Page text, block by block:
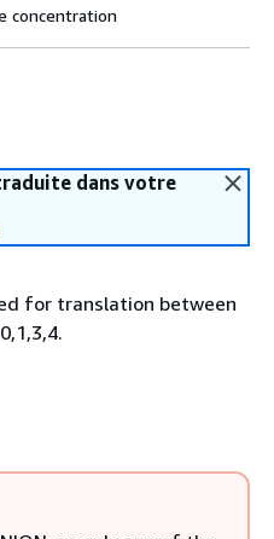
concentration
dans votre
for translation between